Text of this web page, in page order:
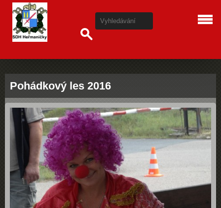
Pohádkový les 2016